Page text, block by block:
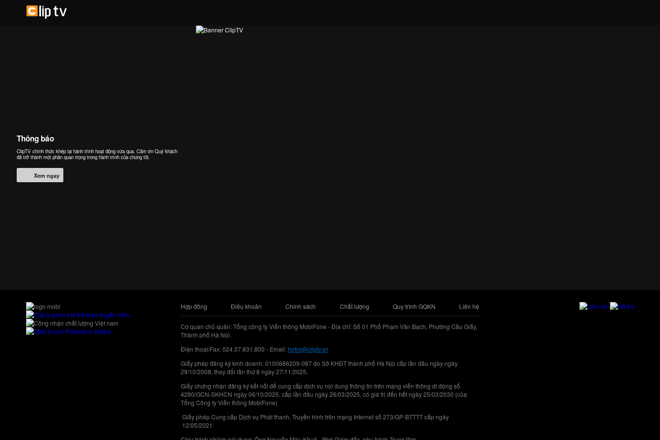
Thông báo
ClipTV chính thức khép lại hành trình hoạt động vừa qua. Cảm ơn Quý khách
đã trở thành một phần quan trọng trong hành trình của chúng tôi.
Xem ngay
Hợp đồng Điều khoản Chính sách Chất lượng Quy trình GQKN Liên hệ
Cơ quan chủ quản: Tổng công ty Viễn thông MobiFone - Địa chỉ: Số 01 Phố Phạm Văn Bạch, Phường Cầu Giấy,
Thành phố Hà Nội.
Điện thoại/Fax: 024.37.831.800 - Email:hotro@cliptv.vn
Giấy phép đăng ký kinh doanh: 0100686209-087 do Sở KHĐT thành phố Hà Nội cấp lần đầu ngày ngày
29/10/2008, thay đổi lần thứ 8 ngày 27/11/2025.
Giấy chứng nhận đăng ký kết nối để cung cấp dịch vụ nội dung thông tin trên mạng viễn thông di động số
4280/GCN-SKHCN ngày 06/10/2025, cấp lần đầu ngày 26/03/2025, có giá trị đến hết ngày 25/03/2030 (của
Tổng Công ty Viễn thông MobiFone)
Giấy phép Cung cấp Dịch vụ Phát thanh, Truyền hình trên mạng Internet số 273/GP-BTTTT cấp ngày
12/05/2021